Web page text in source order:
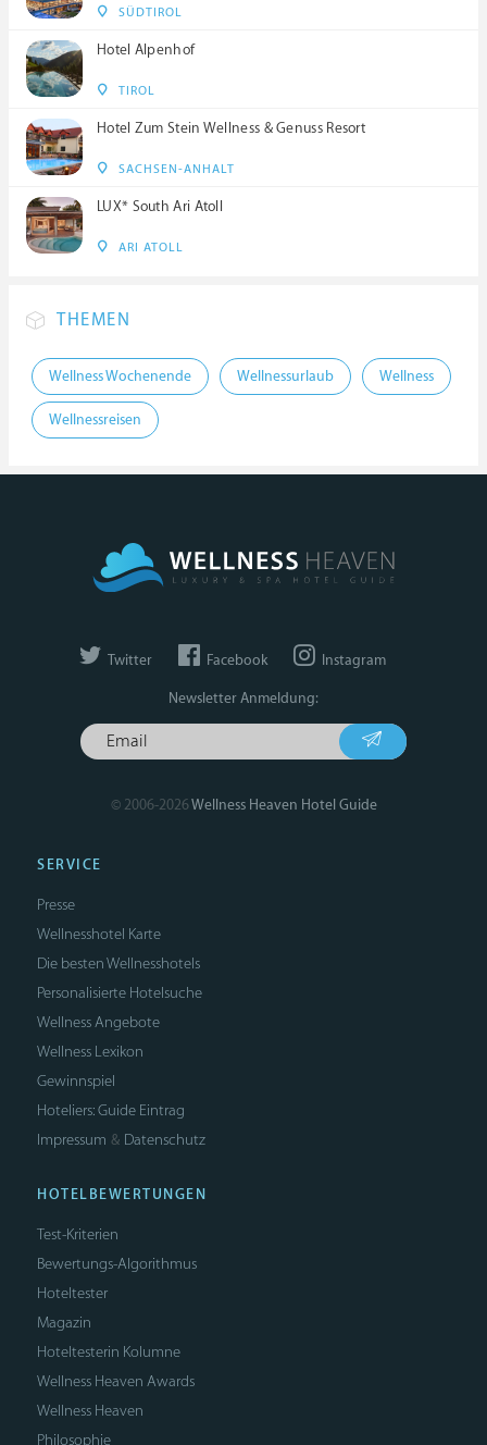
SÜDTIROL
Hotel Alpenhof
TIROL
Hotel Zum Stein Wellness & Genuss Resort
SACHSEN-ANHALT
LUX* South Ari Atoll
ARI ATOLL
THEMEN
Wellness Wochenende Wellnessurlaub Wellness
Wellnessreisen
Twitter Facebook Instagram
Newsletter Anmeldung:
© 2006-2026Wellness Heaven Hotel Guide
SERVICE
Presse
Wellnesshotel Karte
Die besten Wellnesshotels
Personalisierte Hotelsuche
Wellness Angebote
Wellness Lexikon
Gewinnspiel
Hoteliers: Guide Eintrag
Impressum & Datenschutz
HOTELBEWERTUNGEN
Test-Kriterien
Bewertungs-Algorithmus
Hoteltester
Magazin
Hoteltesterin Kolumne
Wellness Heaven Awards
Wellness Heaven
Philosophie